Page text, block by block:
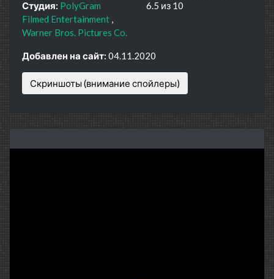
Студия: PolyGram
Filmed Entertainment
Warner Bros. Pictures Co.
6.5 из 10
Добавлен на сайт: 04.11.2020
Скриншоты (внимание спойлеры)